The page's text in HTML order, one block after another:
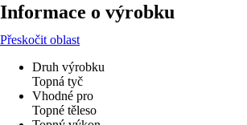
Informace o výrobku
Přeskočit oblast
Druh výrobku
Topná tyč
Vhodné pro
Topné těleso